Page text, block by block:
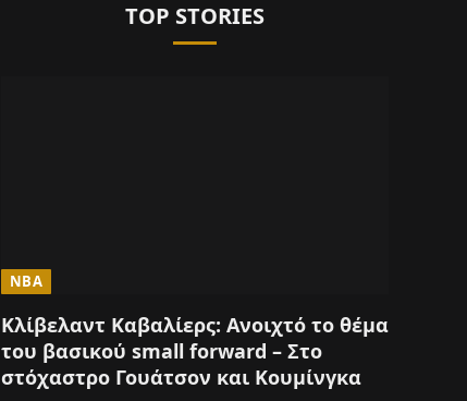
TOP STORIES
NBA
Κλίβελαντ Καβαλίερς: Ανοιχτό το θέμα
του βασικού small forward – Στο
στόχαστρο Γουάτσον και Κουμίνγκα